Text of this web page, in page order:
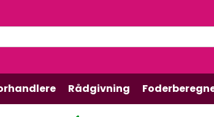
Rådgivning